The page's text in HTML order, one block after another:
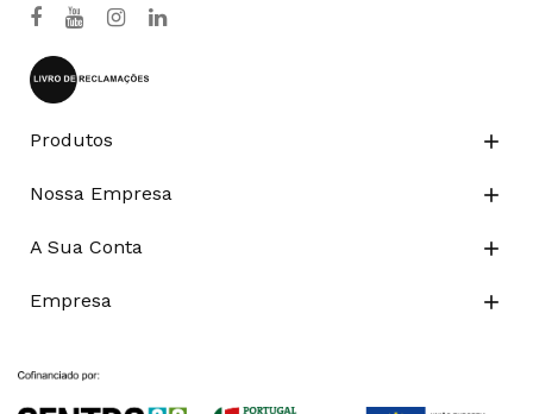
Produtos 
Nossa Empresa 
A Sua Conta 
Empresa 